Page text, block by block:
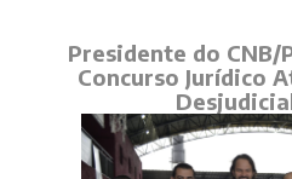
Presidente do CNB/
Concurso Jurídico